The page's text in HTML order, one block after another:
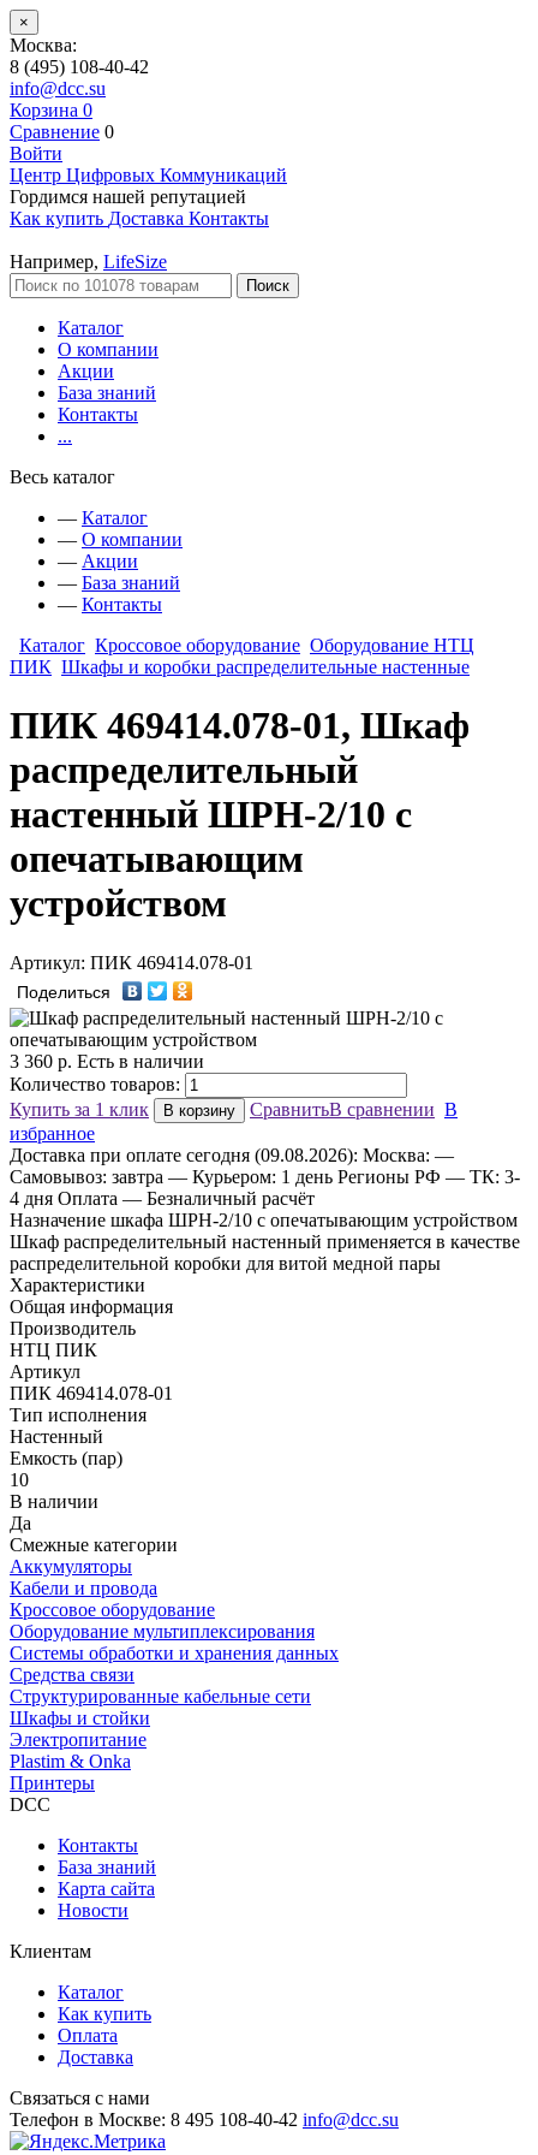
×
Москва:
8 (495) 108-40-42
info@dcc.su
Корзина 0
Сравнение 0
Войти
Центр Цифровых Коммуникаций
Гордимся нашей репутацией
Как купить Доставка Контакты
Например, LifeSize
Поиск
Каталог
О компании
Акции
База знаний
Контакты
...
Весь каталог
— Каталог
— О компании
— Акции
— База знаний
— Контакты
Каталог Кроссовое оборудование Оборудование НТЦ
ПИК Шкафы и коробки распределительные настенные
ПИК 469414.078-01, Шкаф
распределительный
настенный ШРН-2/10 с
опечатывающим
устройством
Артикул: ПИК 469414.078-01
Поделиться
3 360 р. Есть в наличии
Количество товаров:
Купить за 1 клик
В корзину СравнитьВ сравнении В
избранное
Доставка при оплате сегодня (09.08.2026): Москва: —
Самовывоз: завтра — Курьером: 1 день Регионы РФ — ТК: 3-
4 дня Оплата — Безналичный расчёт
Назначение шкафа ШРН-2/10 с опечатывающим устройством
Шкаф распределительный настенный применяется в качестве
распределительной коробки для витой медной пары
Характеристики
Общая информация
Производитель
НТЦ ПИК
Артикул
ПИК 469414.078-01
Тип исполнения
Настенный
Емкость (пар)
10
В наличии
Да
Смежные категории
Аккумуляторы
Кабели и провода
Кроссовое оборудование
Оборудование мультиплексирования
Системы обработки и хранения данных
Средства связи
Структурированные кабельные сети
Шкафы и стойки
Электропитание
Plastim & Onka
Принтеры
DCC
Контакты
База знаний
Карта сайта
Новости
Клиентам
Каталог
Как купить
Оплата
Доставка
Связаться с нами
Телефон в Москве: 8 495 108-40-42 info@dcc.su